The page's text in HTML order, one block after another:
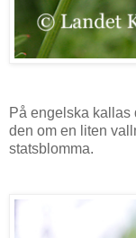
På engelska kallas
den om en liten
statsblomma.